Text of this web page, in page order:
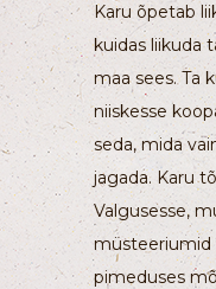
Karu õpetab
kuidas liikuda
maa sees. Ta
niiskesse
seda, mida
jagada. Karu
Valgusesse,
müsteeriumid
pimeduses